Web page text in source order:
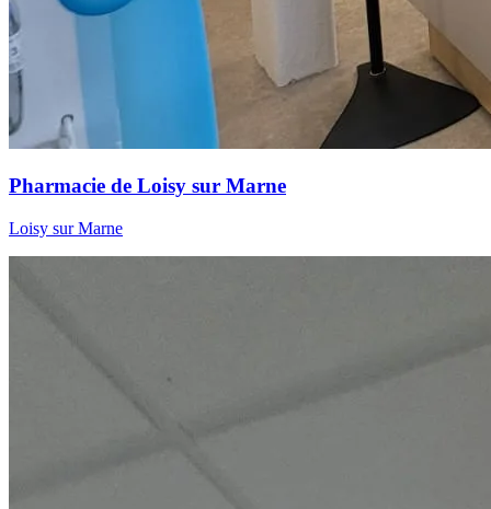
Pharmacie de Loisy sur Marne
Loisy sur Marne